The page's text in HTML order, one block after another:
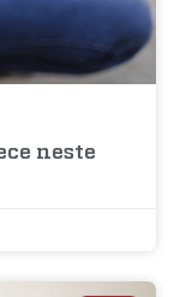
neste